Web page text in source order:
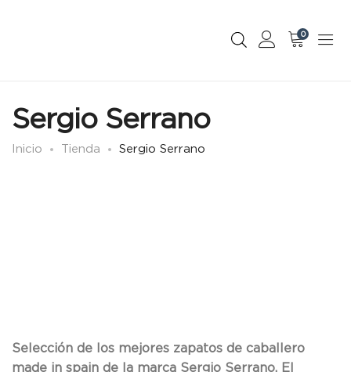
0
Sergio Serrano
Inicio Tienda Sergio Serrano
Selección de los mejores zapatos de caballero
made in spain de la marca Sergio Serrano. El